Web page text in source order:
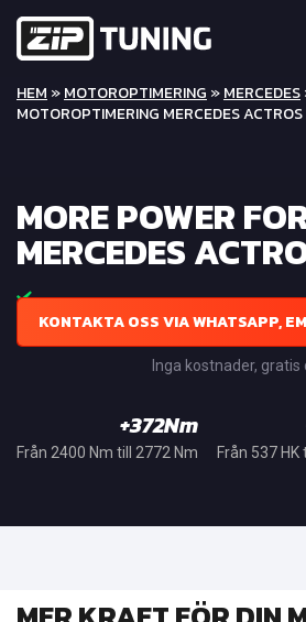
HEM »MOTOROPTIMERING »MERCEDES
MOTOROPTIMERING MERCEDES
MORE POWER
MERCEDES
KONTAKTA OSS VIA WHATSAPP,
Inga kostnader,
+372Nm
Från 2400 Nm till 2772 Nm Från 537 HK